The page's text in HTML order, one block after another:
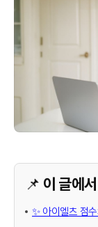
📌 이 글에
✨ 아이엘츠 점